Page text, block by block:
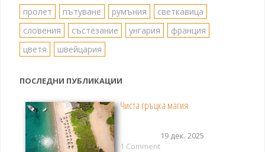
пролет пътуване румъния
светкавица
словения
състезание унгария
франция
цветя
швейцария
ПОСЛЕДНИ ПУБЛИКАЦИИ
Чиста гръцка магия
19 дек. 2025
1 Comment